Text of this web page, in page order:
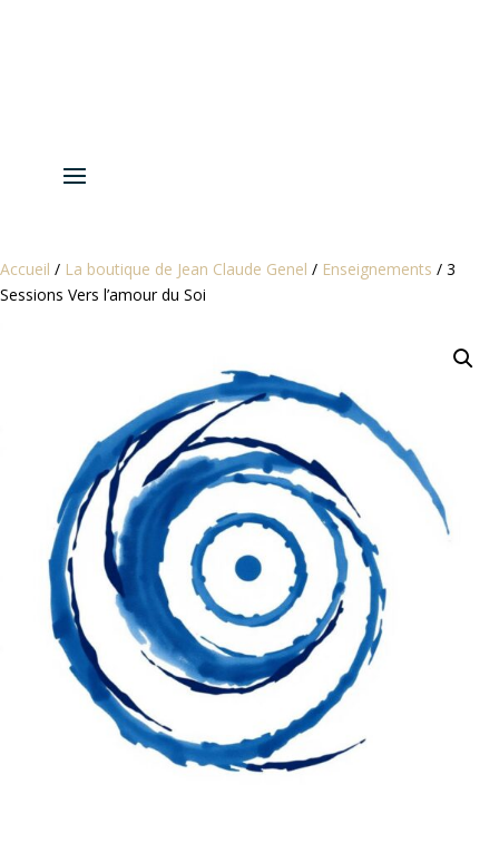
Accueil / La boutique de Jean Claude Genel / Enseignements / 3
Sessions Vers l’amour du Soi